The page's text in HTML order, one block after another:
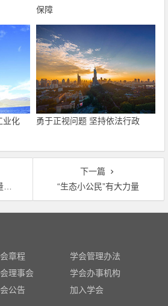
保障
业化 勇于正视问题 坚持依法行政
下一篇
“生态小公民”有大力量
章程
学会管理办法
理事会
学会办事机构
公告
加入学会